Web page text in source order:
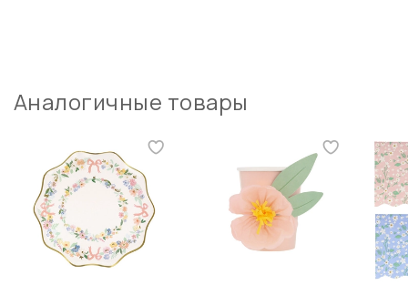
Аналогичные товары